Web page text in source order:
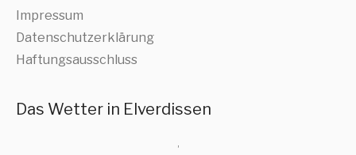
Impressum
Datenschutzerklärung
Haftungsausschluss
Das Wetter in Elverdissen